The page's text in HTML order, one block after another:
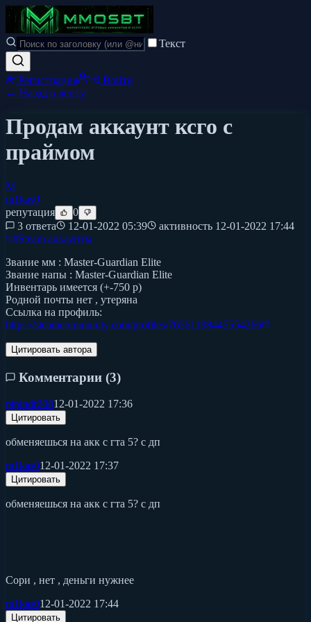
Текст
Регистрация
Войти
← Назад в ленту
Продам аккаунт ксго с
праймом
M
m1kas0
репутация
0
3 ответа
12-01-2022 05:39 активность 12-01-2022 17:44
#Steam аккаунты
Звание мм : Master-Guardian Elite
Звание напы : Master-Guardian Elite
Инвентарь имеется (+-750 р)
Родной почты нет , утеряна
Ссылка на профиль:
https://steamcommunity.com/profiles/76561198445554266
Цитировать автора
Комментарии (3)
pipindr20812-01-2022 17:36
Цитировать
обменяешься на акк с гта 5? с дп
m1kas012-01-2022 17:37
Цитировать
обменяешься на акк с гта 5? с дп
Сори , нет , деньги нужнее
m1kas012-01-2022 17:44
Цитировать